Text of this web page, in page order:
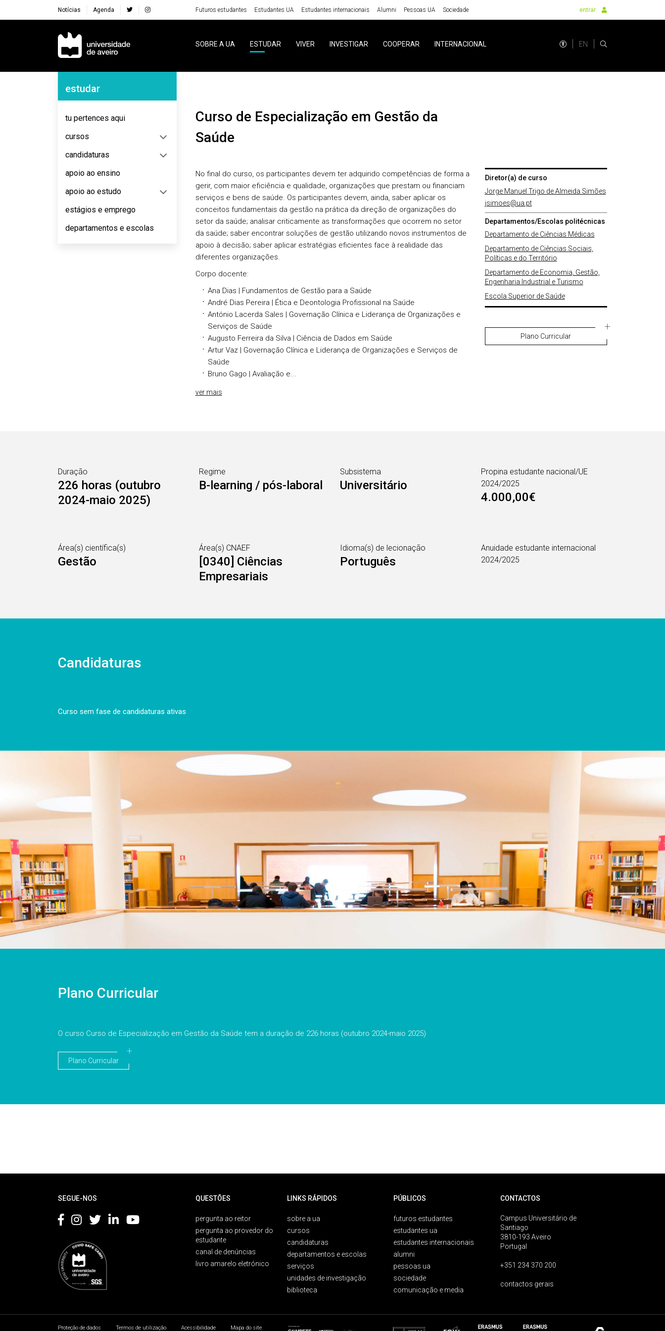
Notícias Agenda Futuros estudantes Estudantes UA Estudantes internacionais Alumni Pessoas UA Sociedade entrar
Navegação Principal
SOBRE A UA ESTUDAR VIVER INVESTIGAR COOPERAR INTERNACIONAL EN
Navegação Lateral
estudar
tu pertences aqui
cursos
candidaturas
apoio ao ensino
apoio ao estudo
estágios e emprego
departamentos e escolas
Curso de Especialização em Gestão da
Saúde
No final do curso, os participantes devem ter adquirido competências de forma a
gerir, com maior eficiência e qualidade, organizações que prestam ou financiam
serviços e bens de saúde. Os participantes devem, ainda, saber aplicar os
conceitos fundamentais da gestão na prática da direção de organizações do
setor da saúde; analisar criticamente as transformações que ocorrem no setor
da saúde; saber encontrar soluções de gestão utilizando novos instrumentos de
apoio à decisão; saber aplicar estratégias eficientes face à realidade das
diferentes organizações.
Corpo docente:
Ana Dias | Fundamentos de Gestão para a Saúde
André Dias Pereira | Ética e Deontologia Profissional na Saúde
António Lacerda Sales | Governação Clínica e Liderança de Organizações e
Serviços de Saúde
Augusto Ferreira da Silva | Ciência de Dados em Saúde
Artur Vaz | Governação Clínica e Liderança de Organizações e Serviços de
Saúde
Bruno Gago | Avaliação e...
ver mais
Diretor(a) de curso
Jorge Manuel Trigo de Almeida Simões
jsimoes@ua.pt
Departamentos/Escolas politécnicas
Departamento de Ciências Médicas
Departamento de Ciências Sociais,
Políticas e do Território
Departamento de Economia, Gestão,
Engenharia Industrial e Turismo
Escola Superior de Saúde
Plano Curricular
Duração
226 horas (outubro
2024-maio 2025)
Regime
B-learning / pós-laboral
Subsistema
Universitário
Propina estudante nacional/UE
2024/2025
4.000,00€
Área(s) científica(s)
Gestão
Área(s) CNAEF
[0340] Ciências
Empresariais
Idioma(s) de lecionação
Português
Anuidade estudante internacional
2024/2025
Candidaturas
Curso sem fase de candidaturas ativas
Plano Curricular
O curso Curso de Especialização em Gestão da Saúde tem a duração de 226 horas (outubro 2024-maio 2025)
Plano Curricular
SEGUE-NOS QUESTÕES
pergunta ao reitor
pergunta ao provedor do
estudante
canal de denúncias
livro amarelo eletrónico
LINKS RÁPIDOS
sobre a ua
cursos
candidaturas
departamentos e escolas
serviços
unidades de investigação
biblioteca
PÚBLICOS
futuros estudantes
estudantes ua
estudantes internacionais
alumni
pessoas ua
sociedade
comunicação e media
CONTACTOS
Campus Universitário de
Santiago
3810-193 Aveiro
Portugal
+351 234 370 200
contactos gerais
Proteção de dados Termos de utilização Acessibilidade Mapa do site